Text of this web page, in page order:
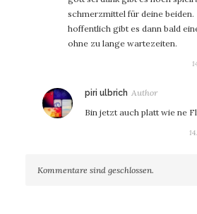
schmerzmittel für deine beiden.
hoffentlich gibt es dann bald
ohne zu lange wartezeiten.
piri ulbrich sagt:
Bin jetzt auch platt wie ne
Kommentare sind geschlossen.